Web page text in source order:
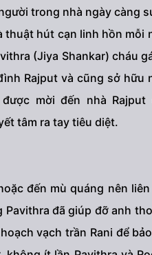
trong nhà ngày càng
thuật hút cạn linh hồn mỗi
(Jiya Shankar) cháu
Rajput và cũng sở hữu
mời đến nhà
tâm ra tay tiêu diệt.
đến mù quáng nên
Pavithra đã giúp đỡ anh
vạch trần Rani để